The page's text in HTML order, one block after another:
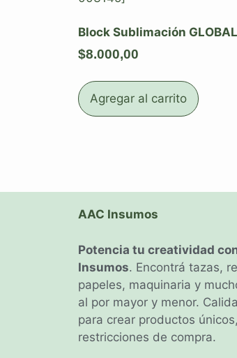
Block Sublimación
$8.000,00
Agregar al carrito
AAC Insumos
Potencia tu creatividad
Insumos. Encontrá tazas,
papeles, maquinaria y
al por mayor y menor.
para crear productos
restricciones de compra.